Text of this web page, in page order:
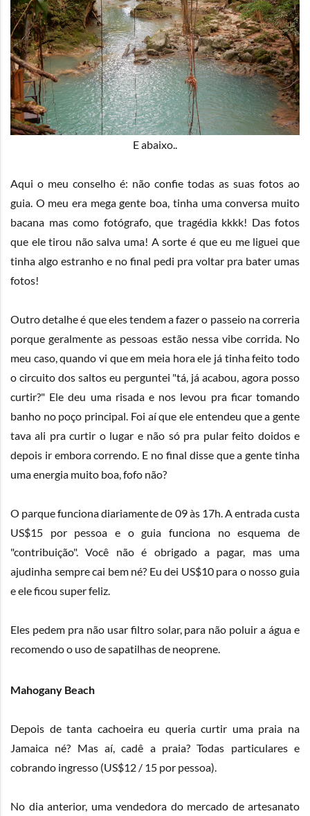
E abaixo..
Aqui o meu conselho é: não confie todas as suas fotos ao
guia. O meu era mega gente boa, tinha uma conversa muito
bacana mas como fotógrafo, que tragédia kkkk! Das fotos
que ele tirou não salva uma! A sorte é que eu me liguei que
tinha algo estranho e no final pedi pra voltar pra bater umas
fotos!
Outro detalhe é que eles tendem a fazer o passeio na correria
porque geralmente as pessoas estão nessa vibe corrida. No
meu caso, quando vi que em meia hora ele já tinha feito todo
o circuito dos saltos eu perguntei "tá, já acabou, agora posso
curtir?" Ele deu uma risada e nos levou pra ficar tomando
banho no poço principal. Foi aí que ele entendeu que a gente
tava ali pra curtir o lugar e não só pra pular feito doidos e
depois ir embora correndo. E no final disse que a gente tinha
uma energia muito boa, fofo não?
O parque funciona diariamente de 09 às 17h. A entrada custa
US$15 por pessoa e o guia funciona no esquema de
"contribuição". Você não é obrigado a pagar, mas uma
ajudinha sempre cai bem né? Eu dei US$10 para o nosso guia
e ele ficou super feliz.
Eles pedem pra não usar filtro solar, para não poluir a água e
recomendo o uso de sapatilhas de neoprene.
Mahogany Beach
Depois de tanta cachoeira eu queria curtir uma praia na
Jamaica né? Mas aí, cadê a praia? Todas particulares e
cobrando ingresso (US$12 / 15 por pessoa).
No dia anterior, uma vendedora do mercado de artesanato